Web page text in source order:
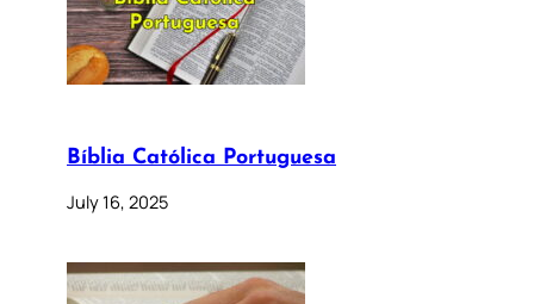
Bíblia Católica Portuguesa
July 16, 2025